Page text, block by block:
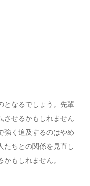
となるでしょう。先輩
させるかもしれません
強く追及するのはやめ
たちとの関係を見直し
もしれません。